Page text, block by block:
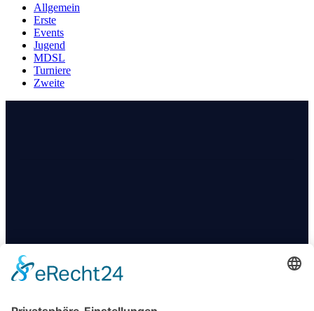
Allgemein
Erste
Events
Jugend
MDSL
Turniere
Zweite